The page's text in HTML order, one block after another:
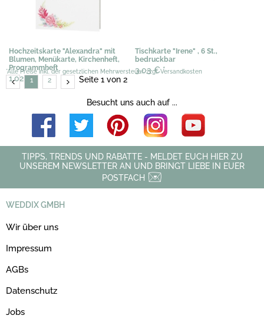
Hochzeitskarte "Alexandra" mit
Blumen, Menükarte, Kirchenheft,
Programmheft
1,02 €*
Tischkarte "Irene" , 6 St.,
bedruckbar
3,03 €*
*Alle Preise inkl. der gesetzlichen Mehrwersteuer, zzgl. Versandkosten
Seite 1 von 2
1 2
Besucht uns auch auf ...
TIPPS, TRENDS UND RABATTE - MELDET EUCH HIER ZU
UNSEREM NEWSLETTER AN UND BRINGT LIEBE IN EUER
POSTFACH
WEDDIX GMBH
Wir über uns
Impressum
AGBs
Datenschutz
Jobs